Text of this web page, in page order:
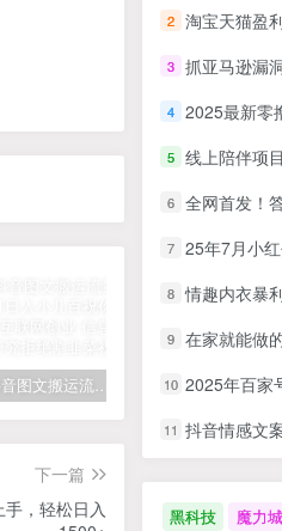
拆解抖音图文搬运流量掘金，可日入小几百
下一篇
，轻松日入
2 淘宝天猫盈利突破特训营25年12
3 抓亚马逊漏洞，免去店
4 2025最新零撸项目，一部手机
5 线上陪伴项目玩法
6 全网首发！答案之书网页版
7 25年7月小红书女粉新玩法
8 情趣内衣暴
9 在家就能做的项
10 2025年百家号AI图文掘
11 抖音情感文案项目
黑科技 魔力